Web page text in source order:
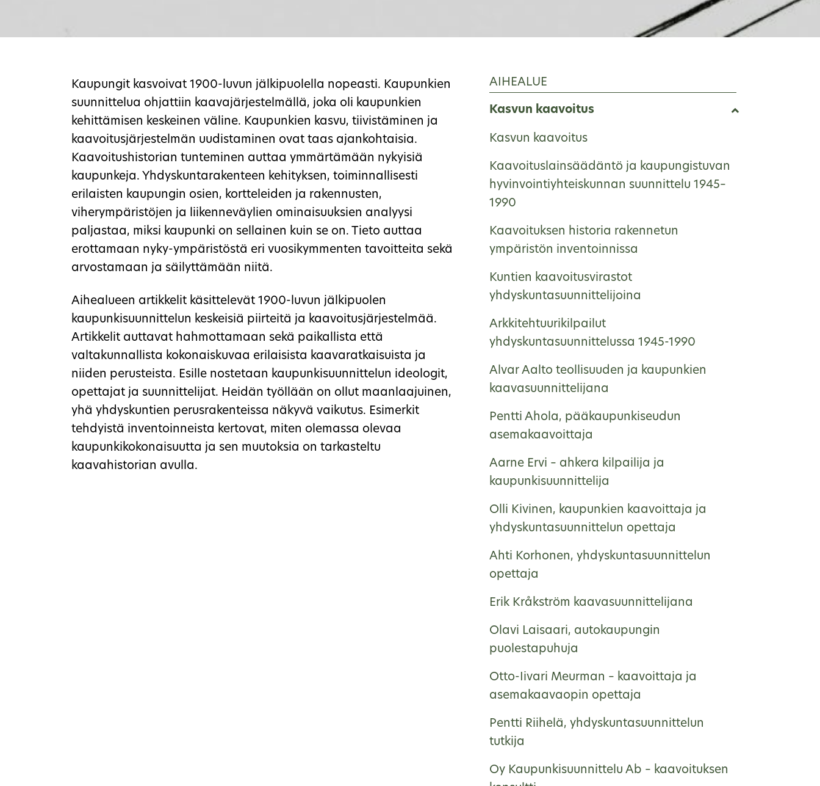
Kaupungit kasvoivat 1900-luvun jälkipuolella nopeasti. Kaupunkien
suunnittelua ohjattiin kaavajärjestelmällä, joka oli kaupunkien
kehittämisen keskeinen väline. Kaupunkien kasvu, tiivistäminen ja
kaavoitusjärjestelmän uudistaminen ovat taas ajankohtaisia.
Kaavoitushistorian tunteminen auttaa ymmärtämään nykyisiä
kaupunkeja. Yhdyskuntarakenteen kehityksen, toiminnallisesti
erilaisten kaupungin osien, kortteleiden ja rakennusten,
viherympäristöjen ja liikenneväylien ominaisuuksien analyysi
paljastaa, miksi kaupunki on sellainen kuin se on. Tieto auttaa
erottamaan nyky-ympäristöstä eri vuosikymmenten tavoitteita sekä
arvostamaan ja säilyttämään niitä.
Aihealueen artikkelit käsittelevät 1900-luvun jälkipuolen
kaupunkisuunnittelun keskeisiä piirteitä ja kaavoitusjärjestelmää.
Artikkelit auttavat hahmottamaan sekä paikallista että
valtakunnallista kokonaiskuvaa erilaisista kaavaratkaisuista ja
niiden perusteista. Esille nostetaan kaupunkisuunnittelun ideologit,
opettajat ja suunnittelijat. Heidän työllään on ollut maanlaajuinen,
yhä yhdyskuntien perusrakenteissa näkyvä vaikutus. Esimerkit
tehdyistä inventoinneista kertovat, miten olemassa olevaa
kaupunkikokonaisuutta ja sen muutoksia on tarkasteltu
kaavahistorian avulla.
AIHEALUE
Kasvun kaavoitus
Kasvun kaavoitus
Kaavoituslainsäädäntö ja kaupungistuvan
hyvinvointiyhteiskunnan suunnittelu 1945–
1990
Kaavoituksen historia rakennetun
ympäristön inventoinnissa
Kuntien kaavoitusvirastot
yhdyskuntasuunnittelijoina
Arkkitehtuurikilpailut
yhdyskuntasuunnittelussa 1945-1990
Alvar Aalto teollisuuden ja kaupunkien
kaavasuunnittelijana
Pentti Ahola, pääkaupunkiseudun
asemakaavoittaja
Aarne Ervi – ahkera kilpailija ja
kaupunkisuunnittelija
Olli Kivinen, kaupunkien kaavoittaja ja
yhdyskuntasuunnittelun opettaja
Ahti Korhonen, yhdyskuntasuunnittelun
opettaja
Erik Kråkström kaavasuunnittelijana
Olavi Laisaari, autokaupungin
puolestapuhuja
Otto-Iivari Meurman – kaavoittaja ja
asemakaavaopin opettaja
Pentti Riihelä, yhdyskuntasuunnittelun
tutkija
Oy Kaupunkisuunnittelu Ab – kaavoituksen